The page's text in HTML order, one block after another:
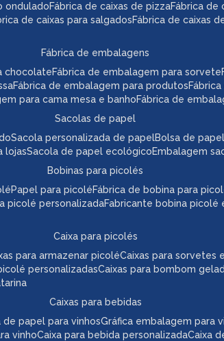
bobinas para picolés
papel para picolé
fabricante bobina picolé
picolé personalizada
fábrica de bobina para
caixa para picolés
para armazenar picolé
caixas para sorvetes
personalizadas caixas para bombom
caixas para bebidas
de papel para vinhos
gráfica embalagem para
vinho caixa
caixa para bebida personalizada
ondulado fábrica de caixas de pizza fábrica de
fábrica de caixas
de caixas para salgados
fábrica de embalagens
chocolate fábrica de embalagem para sorvete
fábrica de embalagem para produtos
para cama mesa e banho fábrica de
sacolas de papel
sacola personalizada de papel bolsa de
sacola de papel ecológico
lojas
embalagem